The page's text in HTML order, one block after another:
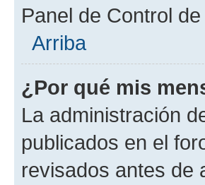
Panel de Control
Arriba
¿Por qué mis
La administración
publicados en el
revisados antes de